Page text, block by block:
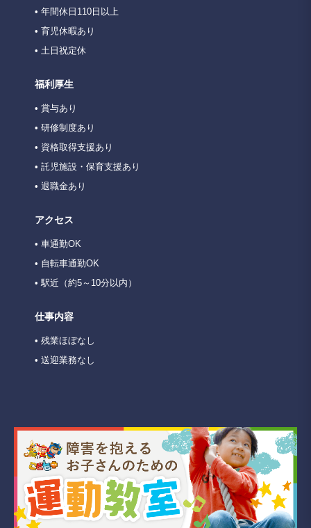
• 年間休日110日以上
• 育児休暇あり
• 土日祝定休
福利厚生
• 賞与あり
• 研修制度あり
• 資格取得支援あり
• 託児施設・保育支援あり
• 退職金あり
アクセス
• 車通勤OK
• 自転車通勤OK
• 駅近（約5～10分以内）
仕事内容
• 残業ほぼなし
• 送迎業務なし